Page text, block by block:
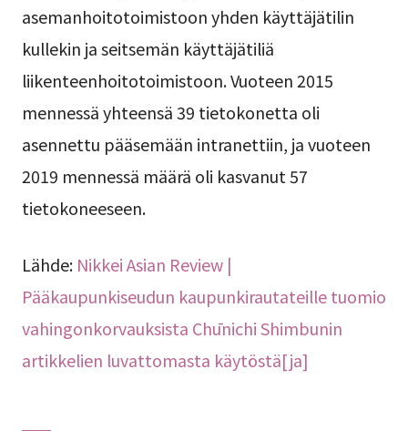
asemanhoitotoimistoon yhden käyttäjätilin
kullekin ja seitsemän käyttäjätiliä
liikenteenhoitotoimistoon. Vuoteen 2015
mennessä yhteensä 39 tietokonetta oli
asennettu pääsemään intranettiin, ja vuoteen
2019 mennessä määrä oli kasvanut 57
tietokoneeseen.
Lähde: Nikkei Asian Review |
Pääkaupunkiseudun kaupunkirautateille tuomio
vahingonkorvauksista Chūnichi Shimbunin
artikkelien luvattomasta käytöstä[ja]